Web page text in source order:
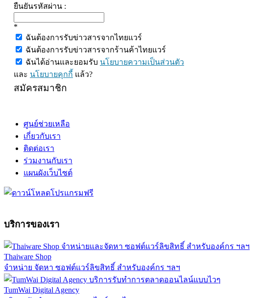
ยืนยันรหัสผ่าน :
*
ฉันต้องการรับข่าวสารจากไทยแวร์
ฉันต้องการรับข่าวสารจากร้านค้าไทยแวร์
ฉันได้อ่านและยอมรับ นโยบายความเป็นส่วนตัว
และ นโยบายคุกกี้ แล้ว?
สมัครสมาชิก
ศูนย์ช่วยเหลือ
เกี่ยวกับเรา
ติดต่อเรา
ร่วมงานกับเรา
แผนผังเว็บไซต์
บริการของเรา
Thaiware Shop
จำหน่าย จัดหา ซอฟต์แวร์ลิขสิทธิ์ สำหรับองค์กร ฯลฯ
TumWai Digital Agency